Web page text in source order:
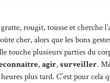
rougit, tousse et cherche
cher, alors que les bons
touche plusieurs parties du
,agir,surveiller.
plus tard. C’est pour cela